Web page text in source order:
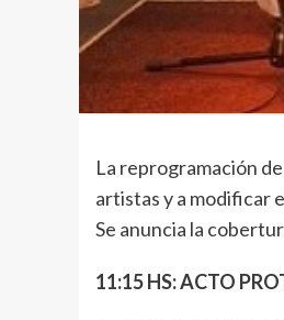
La reprogramación
artistas y a modificar
Se anuncia la
11:15 HS: ACTO